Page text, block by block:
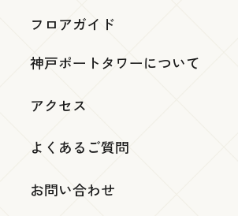
フロアガイド
神戸ポートタワーについて
アクセス
よくあるご質問
お問い合わせ